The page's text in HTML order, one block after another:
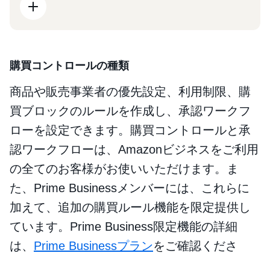
購買コントロールの種類
商品や販売事業者の優先設定、利用制限、購
買ブロックのルールを作成し、承認ワークフ
ローを設定できます。購買コントロールと承
認ワークフローは、Amazonビジネスをご利用
の全てのお客様がお使いいただけます。ま
た、Prime Businessメンバーには、これらに
加えて、追加の購買ルール機能を限定提供し
ています。Prime Business限定機能の詳細
は、 Prime Businessプランをご確認くださ